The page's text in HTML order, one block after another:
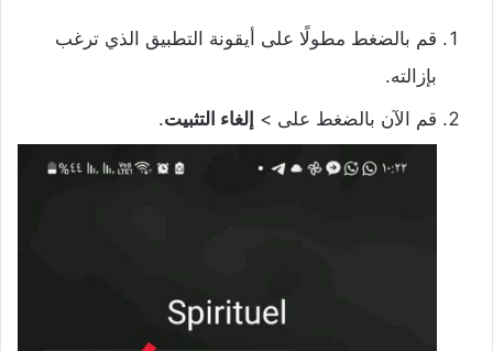
قم بالضغط مطولًا على أيقونة التطبيق الذي ترغب
بإزالته.
قم الآن بالضغط على > إلغاء التثبيت.